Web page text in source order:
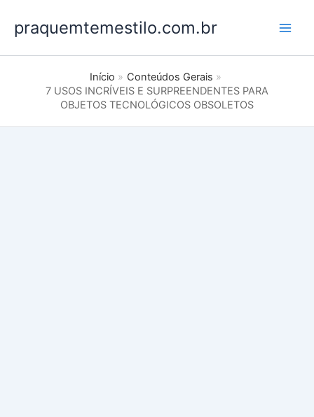
para
conteúdo
praquemtemestilo.com.br
Início
Conteúdos Gerais
7 USOS INCRÍVEIS E SURPREENDENTES PARA
OBJETOS TECNOLÓGICOS OBSOLETOS